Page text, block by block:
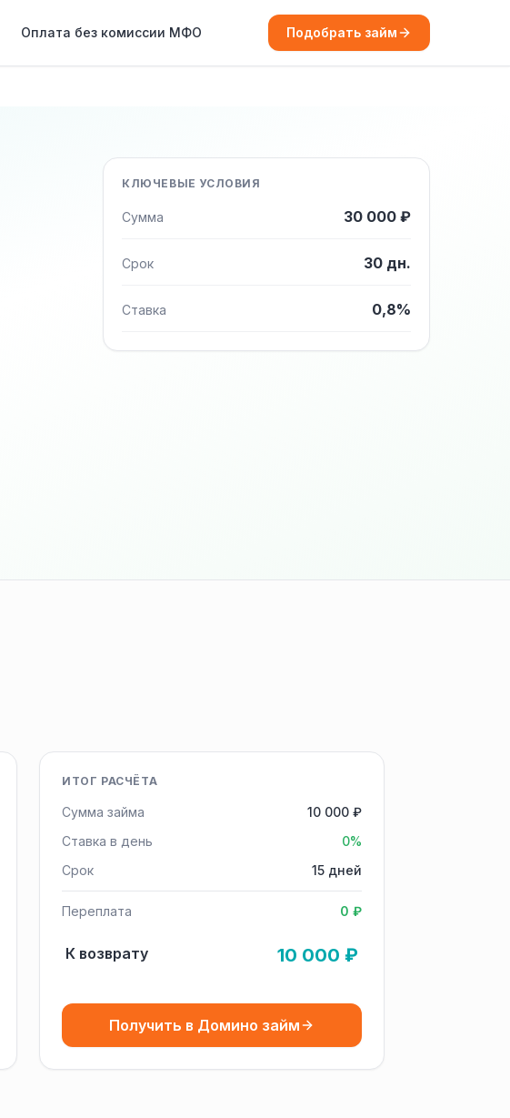
Оплата без комиссии МФО Подобрать займ
КЛЮЧЕВЫЕ УСЛОВИЯ
Сумма 30 000 ₽
Срок 30 дн.
Ставка 0,8%
ИТОГ РАСЧЁТА
Сумма займа
10 000 ₽
Ставка в день
0%
Срок
15 дней
Переплата 0 ₽
К возврату 10 000 ₽
Получить в Домино займ